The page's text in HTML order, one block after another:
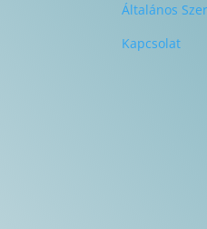
Általános
Kapcsolat